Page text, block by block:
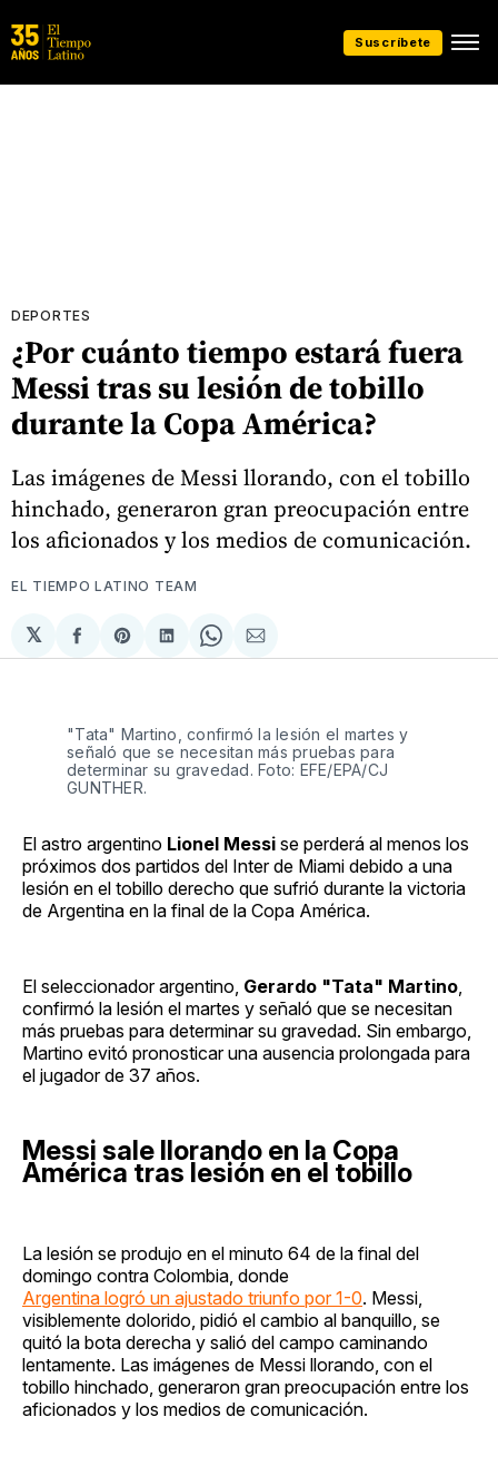
Suscríbete
DEPORTES
¿Por cuánto tiempo estará fuera
Messi tras su lesión de tobillo
durante la Copa América?
Las imágenes de Messi llorando, con el tobillo
hinchado, generaron gran preocupación entre
los aficionados y los medios de comunicación.
EL TIEMPO LATINO TEAM
𝕏
Compartir
en
Share
on
Compartir
en
Share
on
Compartir
via
"Tata" Martino, confirmó la lesión el martes y
señaló que se necesitan más pruebas para
determinar su gravedad. Foto: EFE/EPA/CJ
GUNTHER.
El astro argentino Lionel Messi se perderá al menos los
próximos dos partidos del Inter de Miami debido a una
lesión en el tobillo derecho que sufrió durante la victoria
de Argentina en la final de la Copa América.
El seleccionador argentino, Gerardo "Tata" Martino
confirmó la lesión el martes y señaló que se necesitan
más pruebas para determinar su gravedad. Sin embargo,
Martino evitó pronosticar una ausencia prolongada para
el jugador de 37 años.
Messi sale llorando en la Copa
América tras lesión en el tobillo
La lesión se produjo en el minuto 64 de la final del
domingo contra Colombia, donde
Argentina logró un ajustado triunfo por 1-0. Messi,
visiblemente dolorido, pidió el cambio al banquillo, se
quitó la bota derecha y salió del campo caminando
lentamente. Las imágenes de Messi llorando, con el
tobillo hinchado, generaron gran preocupación entre los
aficionados y los medios de comunicación.